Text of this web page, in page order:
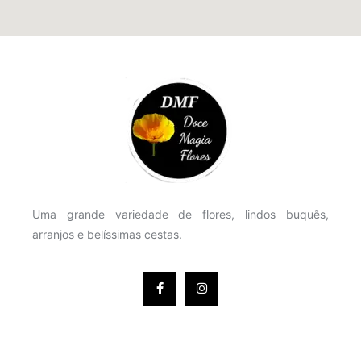
Uma grande variedade de flores, lindos buquês,
arranjos e belíssimas cestas.